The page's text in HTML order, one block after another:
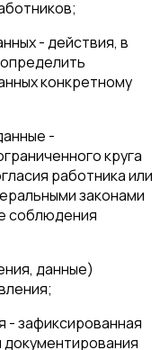
- действия, в
конкретному
-
круга
работника или
законами
соблюдения
данные)
- зафиксированная